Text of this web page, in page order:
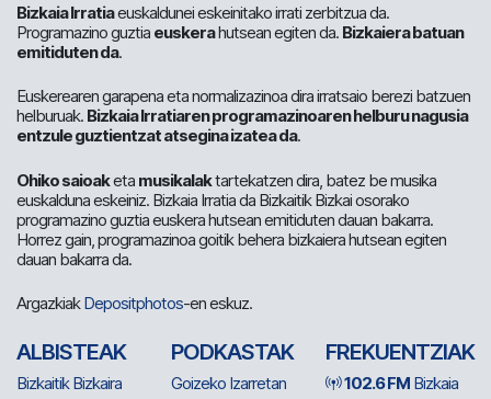
Bizkaia Irratiaeuskaldunei eskeinitako irrati zerbitzua da.
Programazino guztia euskerahutsean egiten da. Bizkaiera batuan
emitiduten da.
Euskerearen garapena eta normalizazinoa dira irratsaio berezi batzuen
helburuak. Bizkaia Irratiaren programazinoaren helburu nagusia
entzule guztientzat atsegina izatea da.
Ohiko saioaketa musikalaktartekatzen dira, batez be musika
euskalduna eskeiniz. Bizkaia Irratia da Bizkaitik Bizkai osorako
programazino guztia euskera hutsean emitiduten dauan bakarra.
Horrez gain, programazinoa goitik behera bizkaiera hutsean egiten
dauan bakarra da.
ArgazkiakDepositphotos-en eskuz.
ALBISTEAK
Bizkaitik Bizkaira
PODKASTAK
Goizeko Izarretan
FREKUENTZIAK
102.6 FM Bizkaia